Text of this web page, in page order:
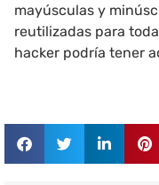
mayúsculas y
reutilizadas para
hacker podría tener